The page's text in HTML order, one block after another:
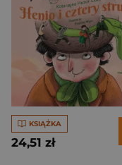
KSIĄŻKA
24,51 zł